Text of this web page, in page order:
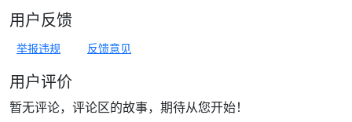
用户反馈
举报违规 反馈意见
用户评价
暂无评论，评论区的故事，期待从您开始！